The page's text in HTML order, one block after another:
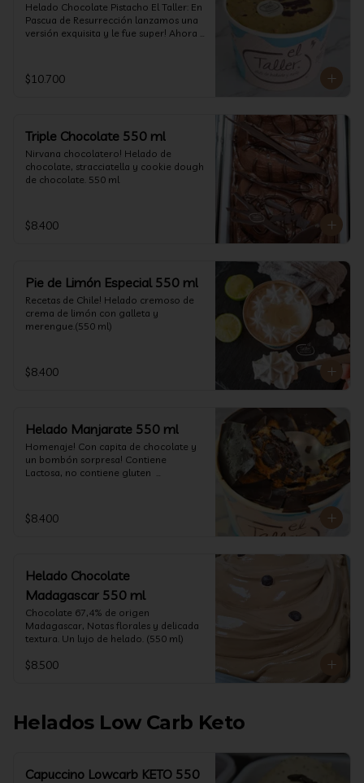
Helado Chocolate Pistacho El Taller: En
Pascua de Resurrección lanzamos una
versión exquisita y le fue super! Ahora
calidad, al centro una bomba de
chocolate blanco relleno de crema de
$10.700
Triple Chocolate 550 ml
Nirvana chocolatero! Helado de
chocolate, stracciatella y cookie dough
de chocolate. 550 ml
$8.400
Pie de Limón Especial 550 ml
Recetas de Chile! Helado cremoso de
crema de limón con galleta y
merengue.(550 ml)
$8.400
Helado Manjarate 550 ml
Homenaje! Con capita de chocolate y
un bombón sorpresa! Contiene
Lactosa, no contiene gluten
$8.400
Helado Chocolate
Madagascar 550 ml
Chocolate 67,4% de origen
Madagascar, Notas florales y delicada
textura. Un lujo de helado. (550 ml)
$8.500
Helados Low Carb Keto
Capuccino Lowcarb KETO 550